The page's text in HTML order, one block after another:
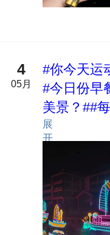
4
05月
#你今天运
#今日份早
美景？##
频#
日花事##
展
开